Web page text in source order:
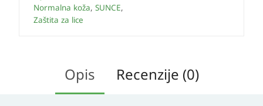
Normalna koža, SUNCE,
Zaštita za lice
Opis Recenzije (0)